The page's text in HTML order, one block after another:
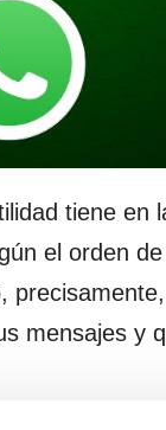
tiene en
el orden
mensajes y